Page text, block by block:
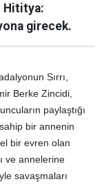
Hititya:
girecek.
Sırrı,
Berke Zincidi,
paylaştığı
bir annenin
bir evren olan
ve annelerine
savaşmaları